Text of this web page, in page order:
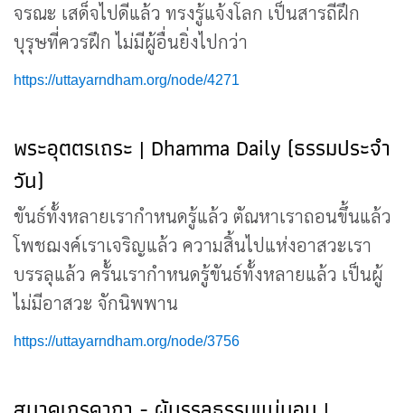
จรณะ เสด็จไปดีแล้ว ทรงรู้แจ้งโลก เป็นสารถีฝึก
บุรุษที่ควรฝึก ไม่มีผู้อื่นยิ่งไปกว่า
https://uttayarndham.org/node/4271
พระอุตตรเถระ | Dhamma Daily (ธรรมประจำ
วัน)
ขันธ์ทั้งหลายเรากำหนดรู้แล้ว ตัณหาเราถอนขึ้นแล้ว
โพชฌงค์เราเจริญแล้ว ความสิ้นไปแห่งอาสวะเรา
บรรลุแล้ว ครั้นเรากำหนดรู้ขันธ์ทั้งหลายแล้ว เป็นผู้
ไม่มีอาสวะ จักนิพพาน
https://uttayarndham.org/node/3756